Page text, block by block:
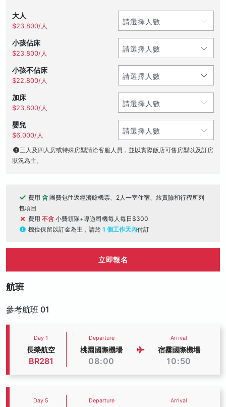
大人
$23,800/人
小孩佔床
$23,800/人
小孩不佔床
$22,800/人
加床
$23,800/人
嬰兒
$6,000/人
三人及四人房或特殊房型請洽客服人員，並以實際飯店可售房型以及訂房
狀況為主。
費用 含 團費包往返經濟艙機票、2人一室住宿、旅責險和行程所列
包項目
費用 不含 小費領隊+導遊司機每人每日$300
機位保留以訂金為主，請於 1 個工作天內付訂
立即報名
航班
參考航班 01
Day 1
長榮航空
BR281
Departure
桃園國際機場
08:00
Arrival
宿霧國際機場
10:50
Day 5 Departure Arrival